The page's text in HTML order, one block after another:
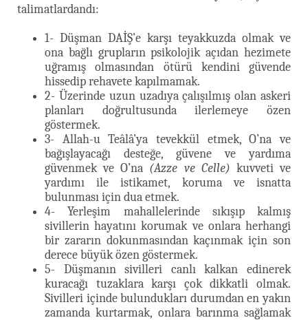
talimatlardandı:
1- Düşman DAİŞ’e karşı teyakkuzda olmak ve
ona bağlı grupların psikolojik açıdan hezimete
uğramış olmasından ötürü kendini güvende
hissedip rehavete kapılmamak.
2- Üzerinde uzun uzadıya çalışılmış olan askeri
planları doğrultusunda ilerlemeye özen
göstermek.
3- Allah-u Teâlâ’ya tevekkül etmek, O’na ve
bağışlayacağı desteğe, güvene ve yardıma
güvenmek ve O’na (Azze ve Celle) kuvveti ve
yardımı ile istikamet, koruma ve isnatta
bulunması için dua etmek.
4- Yerleşim mahallelerinde sıkışıp kalmış
sivillerin hayatını korumak ve onlara herhangi
bir zararın dokunmasından kaçınmak için son
derece büyük özen göstermek.
5- Düşmanın sivilleri canlı kalkan edinerek
kuracağı tuzaklara karşı çok dikkatli olmak.
Sivilleri içinde bulundukları durumdan en yakın
zamanda kurtarmak, onlara barınma sağlamak